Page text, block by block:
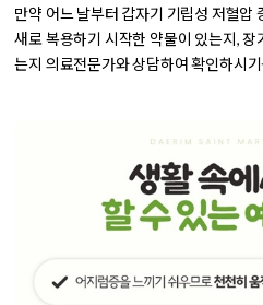
만약 어느 날부터 갑자기 기립성 저혈압
새로 복용하기 시작한 약물이 있는지,
는지 의료전문가와 상담하여 확인하시